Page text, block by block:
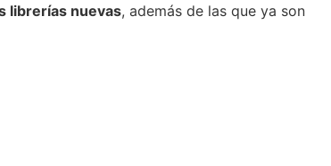
librerías nuevas, además de las que ya son